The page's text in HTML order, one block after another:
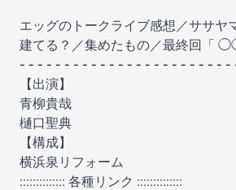
エッグのトークライブ感想／ササヤ
建てる？／集めたもの／最終回「
- - - - - - - - - - - - - - - - - - - - - - - -
【出演】
青柳貴哉
樋口聖典
【構成】
横浜泉リフォーム
:::::::::::::: 各種リンク ::::::::::::::